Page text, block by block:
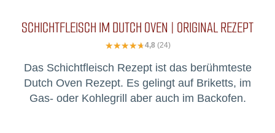
SCHICHTFLEISCH IM DUTCH OVEN | ORIGINAL REZEPT
4,8 (24)
Das Schichtfleisch Rezept ist das berühmteste
Dutch Oven Rezept. Es gelingt auf Briketts, im
Gas- oder Kohlegrill aber auch im Backofen.